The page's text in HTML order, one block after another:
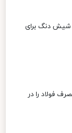
شیش دنگ برای
فولاد را در